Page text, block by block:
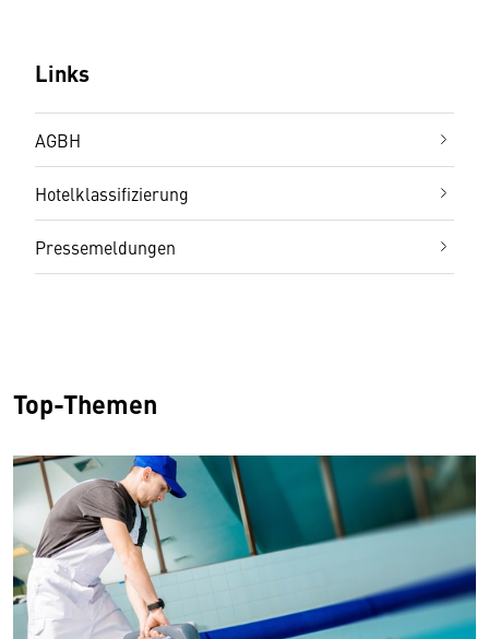
Links
AGBH
Hotelklassifizierung
Pressemeldungen
Top-Themen